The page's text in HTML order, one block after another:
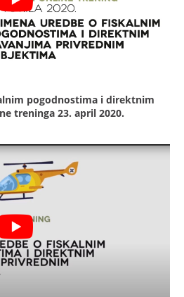
pogodnostima i direktnim
treninga 23. april 2020.